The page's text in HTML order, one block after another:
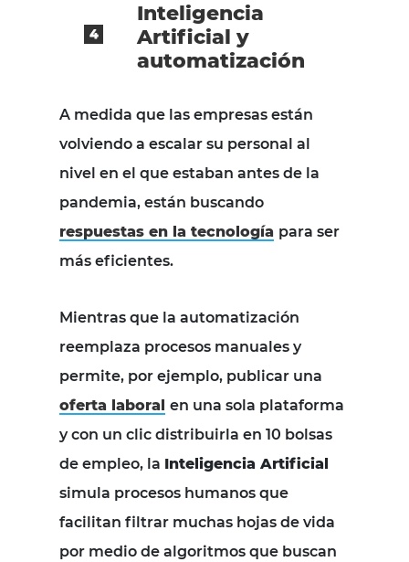
Inteligencia
Artificial y
automatización
A medida que las empresas están
volviendo a escalar su personal al
nivel en el que estaban antes de la
pandemia, están buscando
respuestas en la tecnología para ser
más eficientes.
Mientras que la automatización
reemplaza procesos manuales y
permite, por ejemplo, publicar una
oferta laboral en una sola plataforma
y con un clic distribuirla en 10 bolsas
de empleo, la Inteligencia Artificial
simula procesos humanos que
facilitan filtrar muchas hojas de vida
por medio de algoritmos que buscan